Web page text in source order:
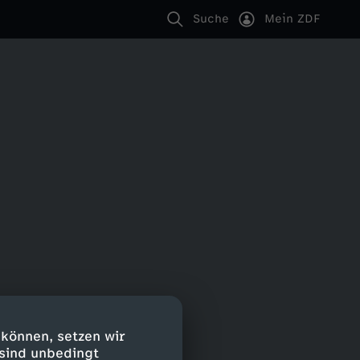
setzen wir
unbedingt
Suche Mein ZDF